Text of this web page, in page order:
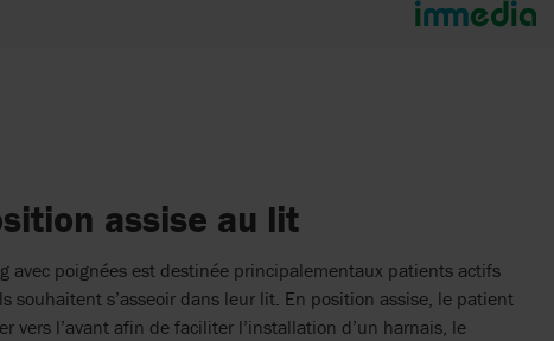
assise au lit
avec poignées est destinée principalementaux patients actifs
souhaitent s’asseoir dans leur lit. En position assise, le patient
vers l’avant afin de faciliter l’installation d’un harnais, le